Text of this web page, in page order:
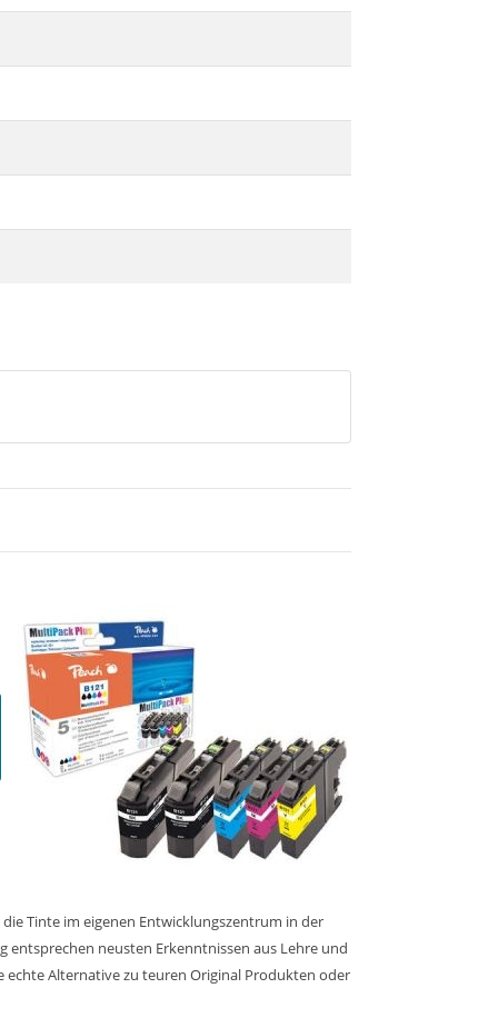
Tinte im eigenen Entwicklungszentrum in der
neusten Erkenntnissen aus Lehre und
echte Alternative zu teuren Original Produkten oder